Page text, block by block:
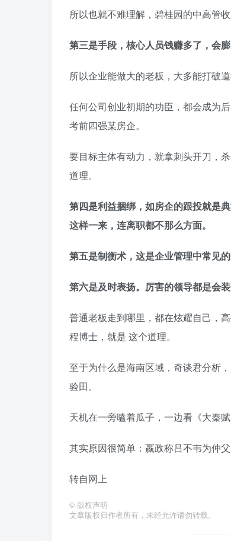
所以也就不难理解，碧桂园的中高管
第三是手段，核心人员钱赚多了，会
所以企业能做大的老板，大多能打破
任何公司创业初期的功臣，都会成为
考前四强某房企。
要目标主体有动力，就拿刺头开刀，
道理。
第四是利益捆绑，如房企的跟投就是
这样一来，连离职都不那么方面。
第五是制衡术，这是企业管理中常见
第六是及时表扬。厉害的领导都是会
普通老板走到哪里，都在炫耀自己，
程博士，就是 这个道理。
至于为什么是海南区域，奇谈君分析
验田。
天机在一旁嗑着瓜子，一边看《大秦
其实原因很简单：嬴政称吕不韦为仲
转自网上
© 版权声明
文章版权归作者所有，未经允许请勿转载。